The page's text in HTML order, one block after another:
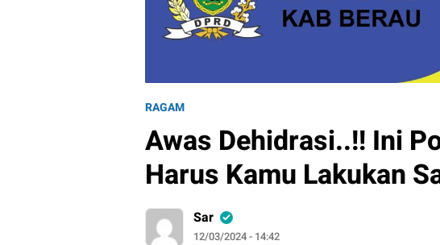
RAGAM
Awas Dehidrasi..!! Ini
Harus Kamu Lakukan
Sar
12/03/2024 - 14:42